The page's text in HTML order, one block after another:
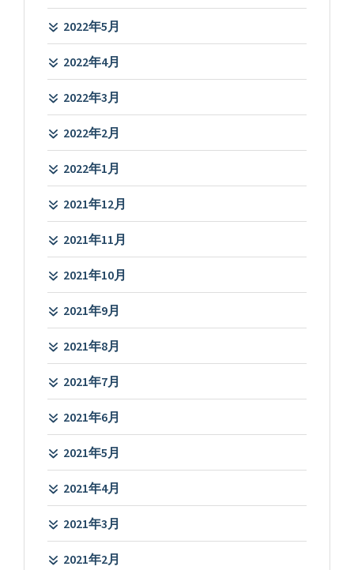
2022年5月
2022年4月
2022年3月
2022年2月
2022年1月
2021年12月
2021年11月
2021年10月
2021年9月
2021年8月
2021年7月
2021年6月
2021年5月
2021年4月
2021年3月
2021年2月